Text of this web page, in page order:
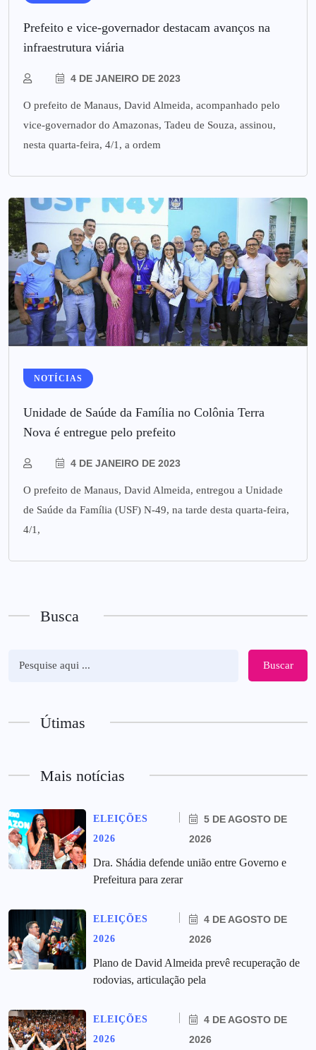
Prefeito e vice-governador destacam avanços na
infraestrutura viária
4 DE JANEIRO DE 2023
O prefeito de Manaus, David Almeida, acompanhado pelo
vice-governador do Amazonas, Tadeu de Souza, assinou,
nesta quarta-feira, 4/1, a ordem
NOTÍCIAS
Unidade de Saúde da Família no Colônia Terra
Nova é entregue pelo prefeito
4 DE JANEIRO DE 2023
O prefeito de Manaus, David Almeida, entregou a Unidade
de Saúde da Família (USF) N-49, na tarde desta quarta-feira,
4/1,
Busca
Buscar
Útimas
Mais notícias
ELEIÇÕES
2026
5 DE AGOSTO DE
2026
Dra. Shádia defende união entre Governo e
Prefeitura para zerar
ELEIÇÕES
2026
4 DE AGOSTO DE
2026
Plano de David Almeida prevê recuperação de
rodovias, articulação pela
ELEIÇÕES
2026
4 DE AGOSTO DE
2026